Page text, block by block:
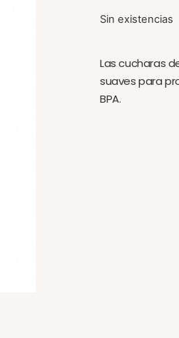
Sin existencias
Las cucharas
suaves para
BPA.